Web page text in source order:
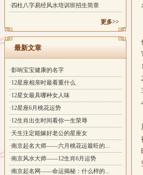
·四柱八字易经风水培训班招生简章
更多>>
最新文章
·影响宝宝健康的名字
·12星座相亲时最看重什么
·12星女最具哪种女人味
·12星座6月桃花运势
·12生肖出生时间看你一生荣辱
·天生注定能嫁好老公的星座女
·南京起名大师——六月桃花运最旺的...
·南京风水大师——12生肖6月运势
·南京起名网——命运揭秘：什么样的...